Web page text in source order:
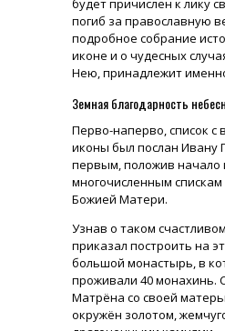
будет причислен к лику
погиб за православную
подробное собрание
иконе и о чудесных
Нею, принадлежит
Земная благодарность
Перво-наперво, список с
иконы был послан Ивану
первым, положив
многочисленным
Божией Матери.
Узнав о таком
приказал построить на
большой монастырь, в
проживали 40 монахинь.
Матрёна со своей
окружён золотом,